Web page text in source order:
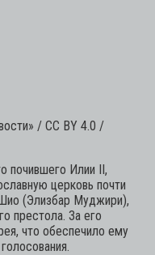
/ CC BY 4.0 /
почившего Илии II,
церковь почти
(Элизбар Муджири),
престола. За его
что обеспечило ему